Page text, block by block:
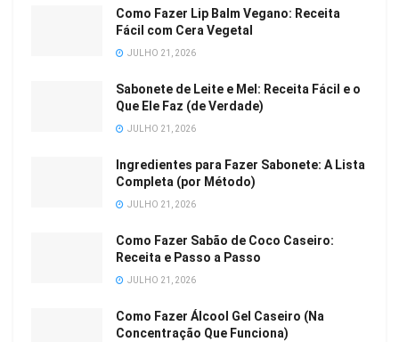
Como Fazer Lip Balm Vegano: Receita
Fácil com Cera Vegetal
JULHO 21, 2026
Sabonete de Leite e Mel: Receita Fácil e o
Que Ele Faz (de Verdade)
JULHO 21, 2026
Ingredientes para Fazer Sabonete: A Lista
Completa (por Método)
JULHO 21, 2026
Como Fazer Sabão de Coco Caseiro:
Receita e Passo a Passo
JULHO 21, 2026
Como Fazer Álcool Gel Caseiro (Na
Concentração Que Funciona)